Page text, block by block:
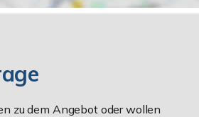
zu dem Angebot oder wollen